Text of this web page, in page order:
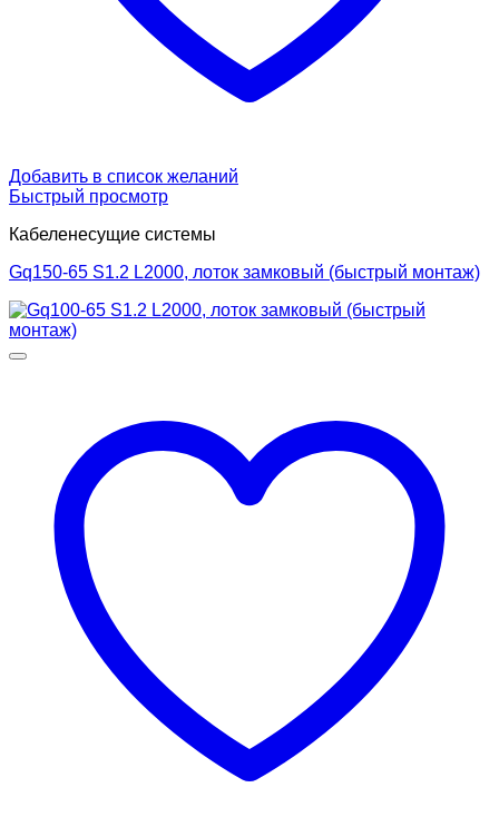
Добавить в список желаний
Быстрый просмотр
Кабеленесущие системы
Gq150-65 S1.2 L2000, лоток замковый (быстрый монтаж)